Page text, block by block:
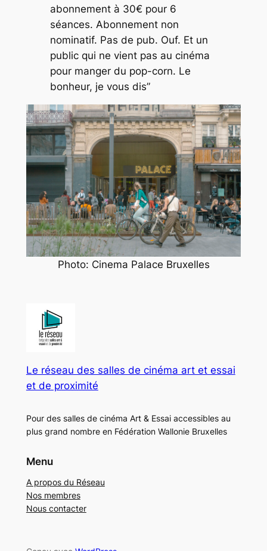
abonnement à 30€ pour 6
séances. Abonnement non
nominatif. Pas de pub. Ouf. Et un
public qui ne vient pas au cinéma
pour manger du pop-corn. Le
bonheur, je vous dis”
Photo: Cinema Palace Bruxelles
Le réseau des salles de cinéma art et essai
et de proximité
Pour des salles de cinéma Art & Essai accessibles au
plus grand nombre en Fédération Wallonie Bruxelles
Menu
A propos du Réseau
Nos membres
Nous contacter